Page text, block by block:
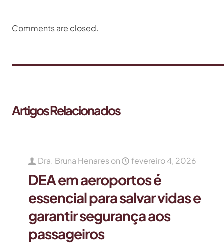
Comments are closed.
Artigos Relacionados
Dra. Bruna Henares on fevereiro 4, 2026
DEA em aeroportos é
essencial para salvar vidas e
garantir segurança aos
passageiros